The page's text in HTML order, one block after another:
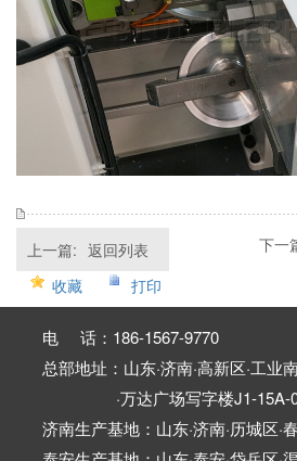
上一篇: 返回列表 下一
收藏
打印
电 话：186-1567-9770
总部地址：山东·济南·高新区·工业
·万达广场写字楼J1-15A-
济南生产基地：山东·济南·历城区·